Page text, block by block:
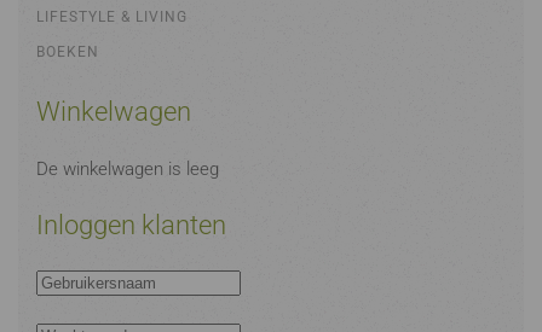
LIFESTYLE & LIVING
BOEKEN
Winkelwagen
De winkelwagen is leeg
Inloggen klanten